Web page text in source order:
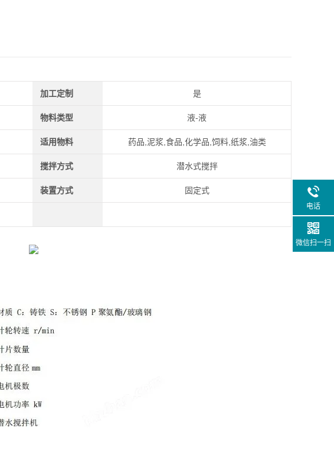
加工定制 是
物料类型 液-液
适用物料 药品,泥浆,食品,化学品,饲料,纸浆,油类
搅拌方式 潜水式搅拌
装置方式 固定式
电话
微信扫一扫